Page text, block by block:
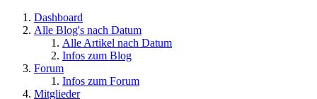
Dashboard
Alle Blog's nach Datum
Alle Artikel nach Datum
Infos zum Blog
Forum
Infos zum Forum
Mitglieder